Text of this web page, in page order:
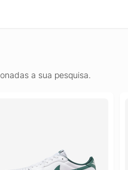
a sua pesquisa.